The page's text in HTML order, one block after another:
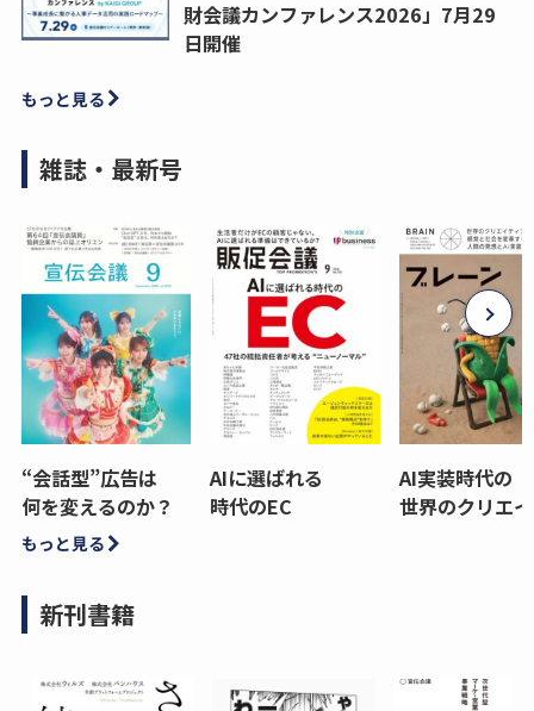
財会議カンファレンス2026」7月29
日開催
もっと見る
雑誌・最新号
“会話型”広告は
何を変えるのか？
AIに選ばれる
時代のEC
AI実装時代の
世界のクリエ
もっと見る
新刊書籍